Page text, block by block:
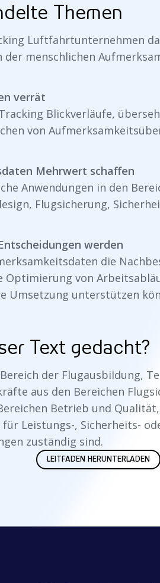
Themen
Luftfahrtunternehmen
der menschlichen
verrät
Blickverläufe,
von
Mehrwert schaffen
Anwendungen in den
Flugsicherung,
werden
die
Optimierung von
Umsetzung unterstützen
Text gedacht?
der Flugausbildung,
aus den Bereichen
Betrieb und
Leistungs-, Sicherheits-
zuständig sind.
LEITFADEN HERUNTERLADEN